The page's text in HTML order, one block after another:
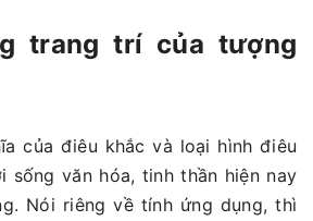
trang trí của tượng
của điêu khắc và loại hình điêu
sống văn hóa, tinh thần hiện nay
Nói riêng về tính ứng dụng, thì